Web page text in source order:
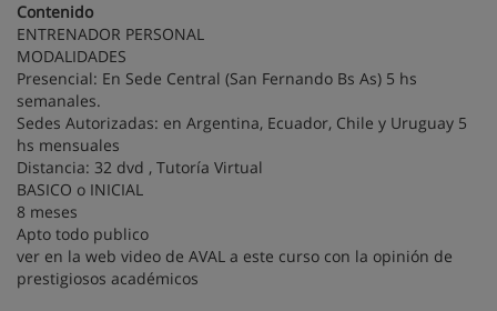
Contenido
ENTRENADOR PERSONAL
MODALIDADES
Presencial: En Sede Central (San Fernando Bs As) 5 hs
semanales.
Sedes Autorizadas: en Argentina, Ecuador, Chile y Uruguay 5
hs mensuales
Distancia: 32 dvd , Tutoría Virtual
BASICO o INICIAL
8 meses
Apto todo publico
ver en la web video de AVAL a este curso con la opinión de
prestigiosos académicos